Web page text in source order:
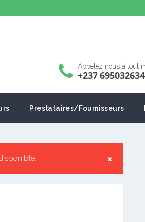
Appelez nous à tout
+237 695032634
Prestataires/Fournisseurs
×